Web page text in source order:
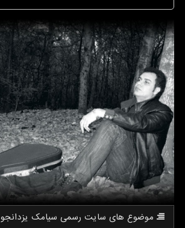
موضوع های سایت رسمی سیامك یزدانجو